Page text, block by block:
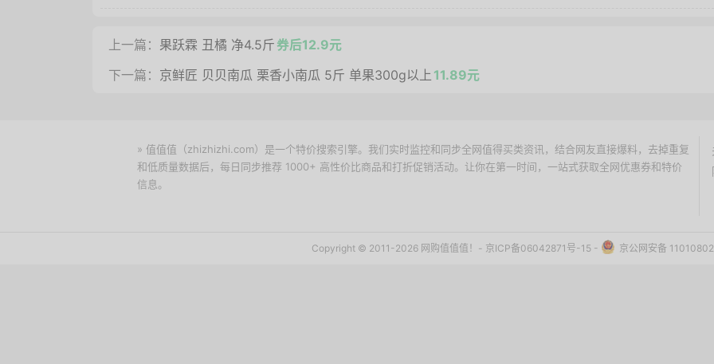
上一篇： 果跃霖 丑橘 净4.5斤券后12.9元
下一篇： 京鲜匠 贝贝南瓜 栗香小南瓜 5斤 单果300g以上 11.89元
» 值值值（zhizhizhi.com）是一个特价搜索引擎。我们实时监控和同步全网值得买类资讯，结合网友直接爆料，去掉重复
和低质量数据后，每日同步推荐 1000+ 高性价比商品和打折促销活动。让你在第一时间，一站式获取全网优惠券和特价
信息。
Copyright © 2011-2026 网购值值值！- 京ICP备06042871号-15 - 京公网安备